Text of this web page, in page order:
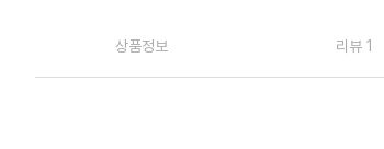
상품정보 리뷰 1